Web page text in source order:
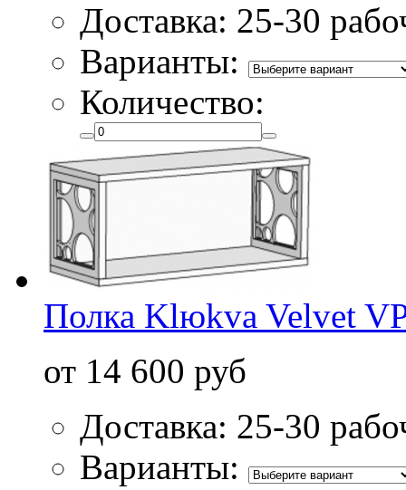
Доставка: 25-30
Варианты:
Количество:
Полка Klюkva Velvet
от 14 600 руб
Доставка: 25-30
Варианты: